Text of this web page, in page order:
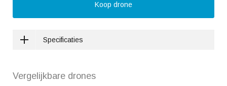
Koop drone
Specificaties
Vergelijkbare drones